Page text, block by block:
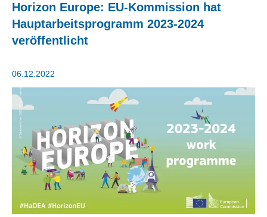
Horizon Europe: EU-Kommission hat
Hauptarbeitsprogramm 2023-2024
veröffentlicht
06.12.2022